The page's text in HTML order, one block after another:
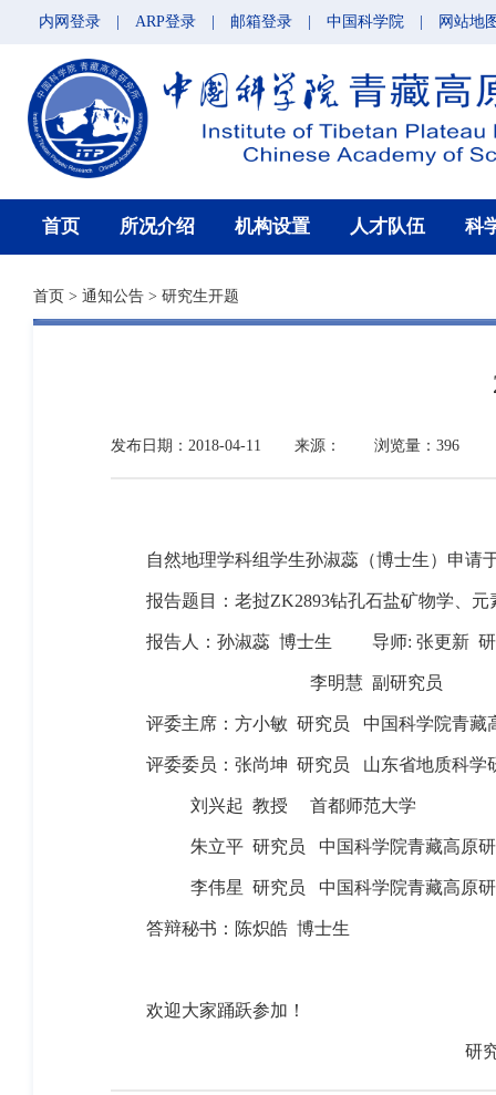
内网登录 ARP登录 邮箱登录 中国科学院 网站地
首页 所况介绍 机构设置 人才队伍 科
首页 > 通知公告 > 研究生开题
发布日期：2018-04-11 来源： 浏览量：396
自然地理学科组学生孙淑蕊（博士生）申请
报告题目：老挝ZK2893钻孔石盐矿物学、元
报告人：孙淑蕊 博士生 导师: 张更新
李明慧 副研究员
评委主席：方小敏 研究员 中国科学院青藏
评委委员：张尚坤 研究员 山东省地质科学
刘兴起 教授 首都师范大学
朱立平 研究员 中国科学院青藏高原
李伟星 研究员 中国科学院青藏高原
答辩秘书： 陈炽皓 博士生
欢迎大家踊跃参加！
研究生